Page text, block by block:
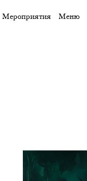
Мероприятия Меню